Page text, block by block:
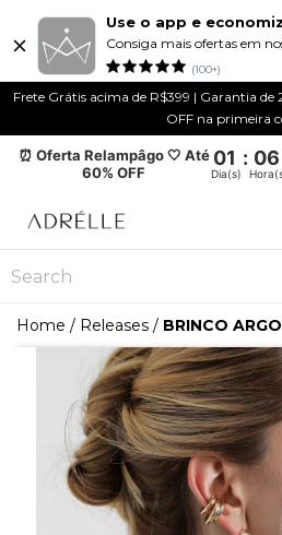
Use o app e
Consiga mais ofertas em
(100+)
Frete Grátis acima de R$399 | Garantia de
OFF na primeira
⏰ Oferta Relampâgo 🤍 Até
60% OFF
01 : 06
Dia(s)
Home / Releases / BRINCO